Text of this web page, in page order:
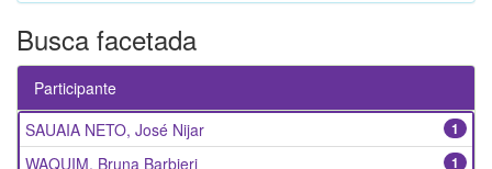
Busca facetada
Participante
1
SAUAIA NETO, José Nijar
1
WAQUIM, Bruna Barbieri